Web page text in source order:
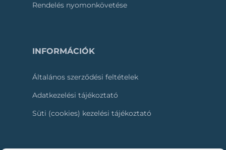
Rendelés nyomonkövetése
INFORMÁCIÓK
Általános szerződési feltételek
Adatkezelési tájékoztató
Süti (cookies) kezelési tájékoztató